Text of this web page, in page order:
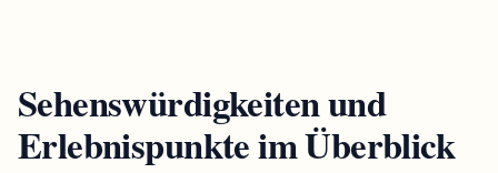
Sehenswürdigkeiten und
Erlebnispunkte im Überblick